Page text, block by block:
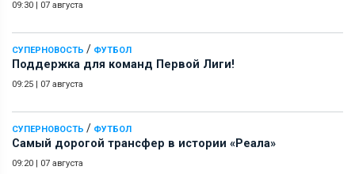
09:30 | 07 августа
СУПЕРНОВОСТЬ / ФУТБОЛ
Поддержка для команд Первой Лиги!
09:25 | 07 августа
СУПЕРНОВОСТЬ / ФУТБОЛ
Самый дорогой трансфер в истории «Реала»
09:20 | 07 августа